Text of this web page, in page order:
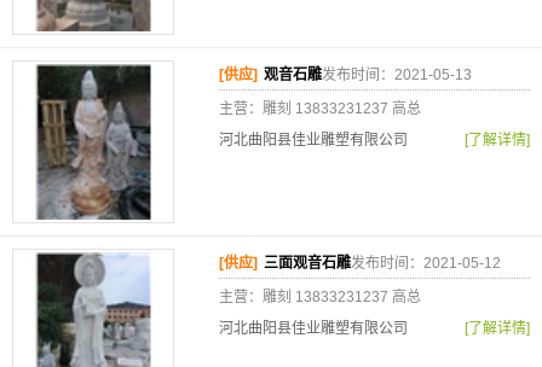
[供应] 观音石雕发布时间：2021-05-13
主营：雕刻 13833231237 高总
河北曲阳县佳业雕塑有限公司
[了解详情]
[供应] 三面观音石雕发布时间：2021-05-12
主营：雕刻 13833231237 高总
河北曲阳县佳业雕塑有限公司
[了解详情]